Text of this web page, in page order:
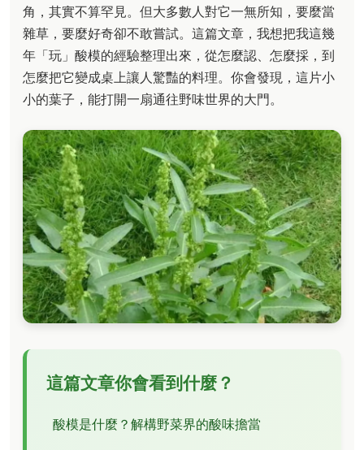
角，其實不算罕見。但大多數人對它一無所知，要麼當
雜草，要麼好奇卻不敢嘗試。這篇文章，我想把我這幾
年「玩」酸模的經驗整理出來，從怎麼認、怎麼採，到
怎麼把它變成桌上讓人驚豔的料理。你會發現，這片小
小的葉子，能打開一扇通往野味世界的大門。
這篇文章你會看到什麼？
酸模是什麼？解構野菜界的酸味擔當